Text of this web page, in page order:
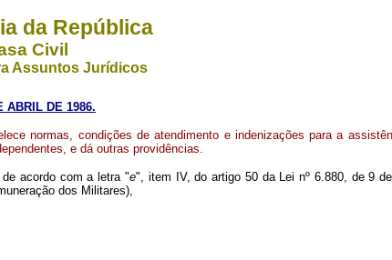
da República
Civil
Assuntos Jurídicos
ABRIL DE 1986.
normas, condições de atendimento e indenizações para a
e dá outras providências.
acordo com a letra "e", item IV, do artigo 50 da Lei nº 6.880, de 9
dos Militares),